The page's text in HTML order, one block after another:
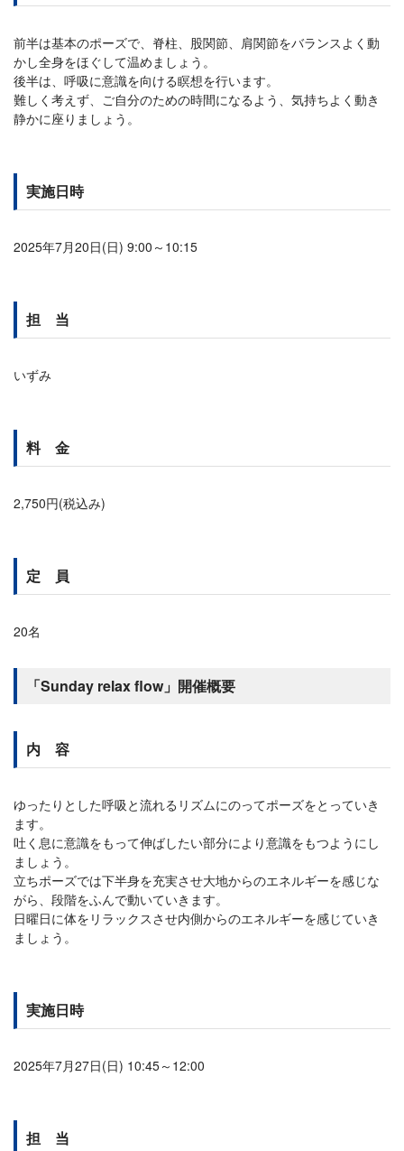
前半は基本のポーズで、脊柱、股関節、肩関節をバランスよく動
かし全身をほぐして温めましょう。
後半は、呼吸に意識を向ける瞑想を行います。
難しく考えず、ご自分のための時間になるよう、気持ちよく動き
静かに座りましょう。
実施日時
2025年7月20日(日) 9:00～10:15
担 当
いずみ
料 金
2,750円(税込み)
定 員
20名
「Sunday relax flow」開催概要
内 容
ゆったりとした呼吸と流れるリズムにのってポーズをとっていき
ます。
吐く息に意識をもって伸ばしたい部分により意識をもつようにし
ましょう。
立ちポーズでは下半身を充実させ大地からのエネルギーを感じな
がら、段階をふんで動いていきます。
日曜日に体をリラックスさせ内側からのエネルギーを感じていき
ましょう。
実施日時
2025年7月27日(日) 10:45～12:00
担 当